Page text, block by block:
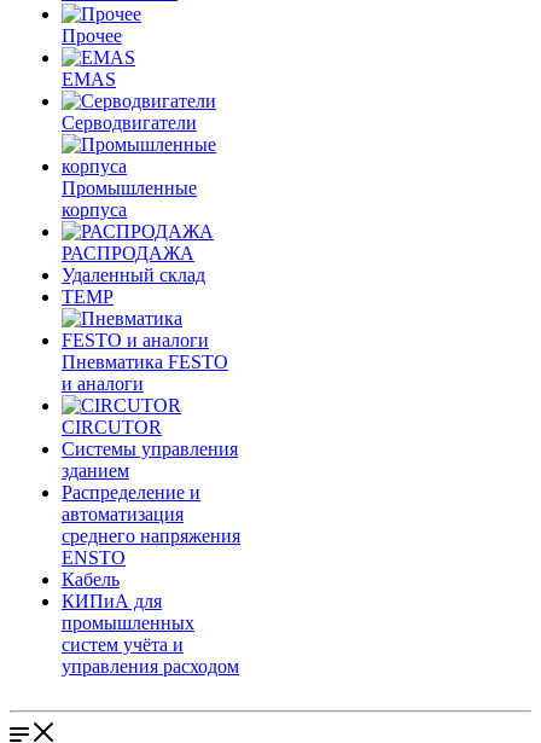
Прочее
EMAS
Cерводвигатели
Промышленные
корпуса
РАСПРОДАЖА
Удаленный склад
TEMP
Пневматика FESTO
и аналоги
CIRCUTOR
Системы управления
зданием
Распределение и
автоматизация
среднего напряжения
ENSTO
Кабель
КИПиА для
промышленных
систем учёта и
управления расходом